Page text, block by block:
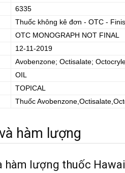
6335
Thuốc không kê đơn - OTC -
OTC MONOGRAPH NOT FINAL
12-11-2019
Avobenzone; Octisalate;
OIL
TOPICAL
Thuốc
hàm lượng
hàm lượng thuốc